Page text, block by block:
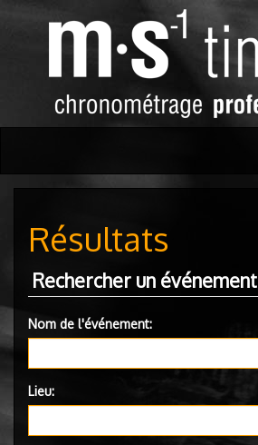
Résultats
Rechercher un événement
Nom de l'événement:
Lieu: